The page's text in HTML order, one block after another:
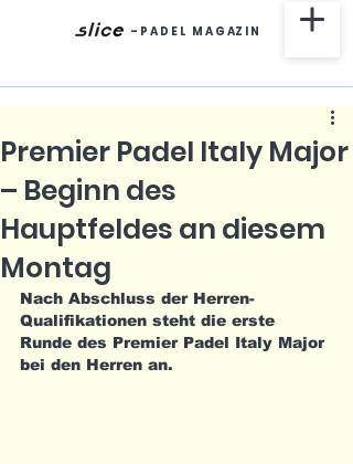
- P A D E L M A G AZ I N
Premier Padel Italy Major
– Beginn des
Hauptfeldes an diesem
Montag
Nach Abschluss der Herren-
Qualifikationen steht die erste
Runde des Premier Padel Italy Major
bei den Herren an.